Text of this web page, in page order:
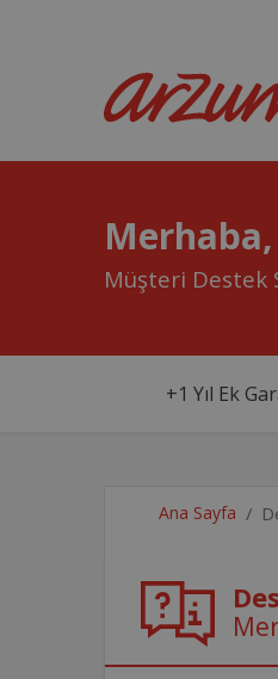
Merhaba,
Müşteri Destek
+1 Yıl Ek
Ana Sayfa